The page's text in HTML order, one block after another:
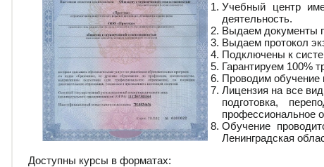
Учебный центр
деятельность.
Выдаем документы
Выдаем протокол
Подключены к
Гарантируем 100%
Проводим обучение
Лицензия на все
подготовка,
профессиональное
Обучение
Ленинградская
Доступны курсы в форматах: